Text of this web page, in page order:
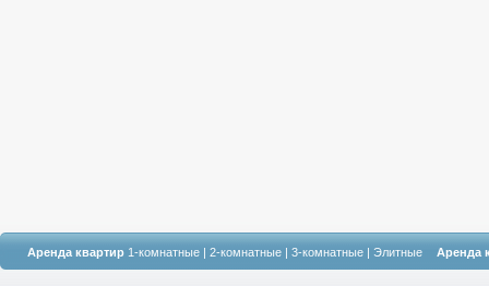
Аренда квартир 1-комнатные | 2-комнатные | 3-комнатные | Элитные Аренда